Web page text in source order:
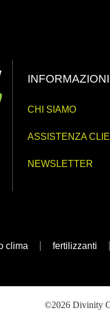
INFORMAZIONI
CHI SIAMO
ASSISTENZA
NEWSLETTER
clima fertilizzanti
©2026 Divinity